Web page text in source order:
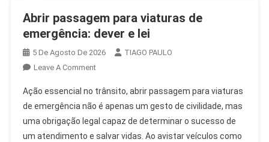
Abrir passagem para viaturas de
emergência: dever e lei
5 De Agosto De 2026
TIAGO PAULO
Leave A CommentOn
Passagem
Para
Viaturas
De
Ação essencial no trânsito, abrir passagem para viaturas
de emergência não é apenas um gesto de civilidade, mas
uma obrigação legal capaz de determinar o sucesso de
um atendimento e salvar vidas. Ao avistar veículos como